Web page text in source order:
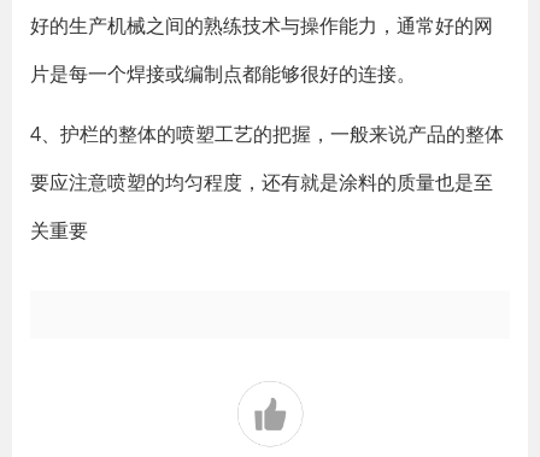
好的生产机械之间的熟练技术与操作能力，通常好的网
片是每一个焊接或编制点都能够很好的连接。
4、护栏的整体的喷塑工艺的把握，一般来说产品的整体
要应注意喷塑的均匀程度，还有就是涂料的质量也是至
关重要